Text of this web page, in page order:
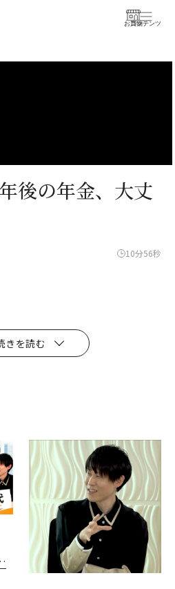
お買物
コンテンツ
後の年金、大丈
10分56秒
きを読む